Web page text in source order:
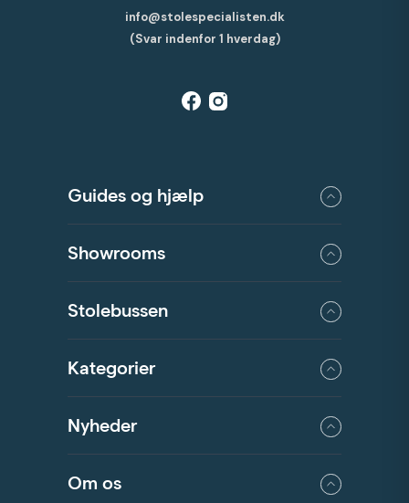
info@stolespecialisten.dk
(Svar indenfor 1 hverdag)
Guides og hjælp
Showrooms
Stolebussen
Kategorier
Om os
Nyheder